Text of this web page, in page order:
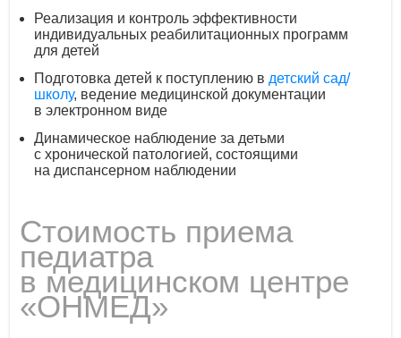
Реализация и контроль эффективности
индивидуальных реабилитационных программ
для детей
Подготовка детей к поступлению в детский сад/
школу, ведение медицинской документации
в электронном виде
Динамическое наблюдение за детьми
с хронической патологией, состоящими
на диспансерном наблюдении
Стоимость приема
педиатра
в медицинском центре
«ОНМЕД»